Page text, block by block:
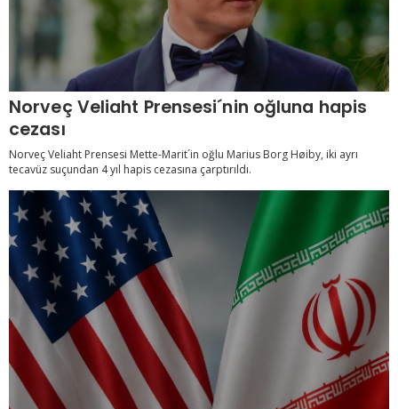
Norveç Veliaht Prensesi´nin oğluna hapis
cezası
Norveç Veliaht Prensesi Mette-Marit´in oğlu Marius Borg Høiby, iki ayrı
tecavüz suçundan 4 yıl hapis cezasına çarptırıldı.